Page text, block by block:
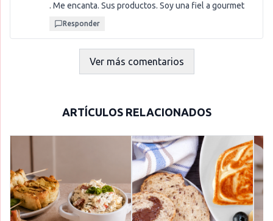
. Me encanta. Sus productos. Soy una fiel a gourmet
Responder
Ver más comentarios
ARTÍCULOS RELACIONADOS